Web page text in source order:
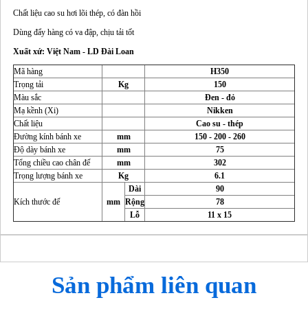
Chất liệu cao su hơi lõi thép, có đàn hồi
Dùng đẩy hàng có va đập, chịu tải tốt
Xuất xứ: Việt Nam - LD Đài Loan
Mã hàng
H350
Trọng tải
Kg
150
Màu sắc
Đen - đỏ
Mạ kềnh (Xi)
Nikken
Chất liệu
Cao su - thép
Đường kính bánh xe
mm
150 - 200 - 260
Độ dày bánh xe
mm
75
Tổng chiều cao chân đế
mm
302
Trọng lượng bánh xe
Kg 6.1
Kích thước đế mm
Dài
90
Rộng
78
Lỗ
11 x 15
Sản phẩm liên quan